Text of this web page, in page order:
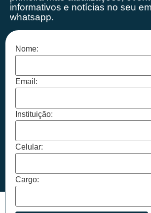
informativos e notícias no seu
whatsapp.
Nome:
Email:
Instituição:
Celular:
Cargo: